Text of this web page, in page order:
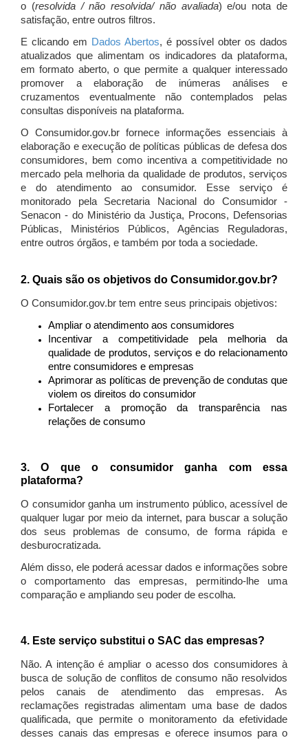
o (resolvida / não resolvida/ não avaliada) e/ou nota de
satisfação, entre outros filtros.
E clicando em Dados Abertos, é possível obter os dados
atualizados que alimentam os indicadores da plataforma,
em formato aberto, o que permite a qualquer interessado
promover a elaboração de inúmeras análises e
cruzamentos eventualmente não contemplados pelas
consultas disponíveis na plataforma.
O Consumidor.gov.br fornece informações essenciais à
elaboração e execução de políticas públicas de defesa dos
consumidores, bem como incentiva a competitividade no
mercado pela melhoria da qualidade de produtos, serviços
e do atendimento ao consumidor. Esse serviço é
monitorado pela Secretaria Nacional do Consumidor -
Senacon - do Ministério da Justiça, Procons, Defensorias
Públicas, Ministérios Públicos, Agências Reguladoras,
entre outros órgãos, e também por toda a sociedade.
2. Quais são os objetivos do Consumidor.gov.br?
O Consumidor.gov.br tem entre seus principais objetivos:
Ampliar o atendimento aos consumidores
Incentivar a competitividade pela melhoria da
qualidade de produtos, serviços e do relacionamento
entre consumidores e empresas
Aprimorar as políticas de prevenção de condutas que
violem os direitos do consumidor
Fortalecer a promoção da transparência nas
relações de consumo
3. O que o consumidor ganha com essa
plataforma?
O consumidor ganha um instrumento público, acessível de
qualquer lugar por meio da internet, para buscar a solução
dos seus problemas de consumo, de forma rápida e
desburocratizada.
Além disso, ele poderá acessar dados e informações sobre
o comportamento das empresas, permitindo-lhe uma
comparação e ampliando seu poder de escolha.
4. Este serviço substitui o SAC das empresas?
Não. A intenção é ampliar o acesso dos consumidores à
busca de solução de conflitos de consumo não resolvidos
pelos canais de atendimento das empresas. As
reclamações registradas alimentam uma base de dados
qualificada, que permite o monitoramento da efetividade
desses canais das empresas e oferece insumos para o